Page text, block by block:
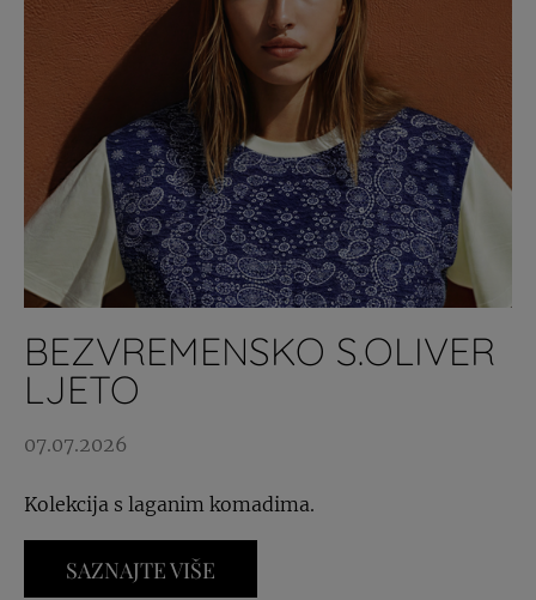
BEZVREMENSKO S.OLIVER
LJETO
07.07.2026
Kolekcija s laganim komadima.
SAZNAJTE VIŠE